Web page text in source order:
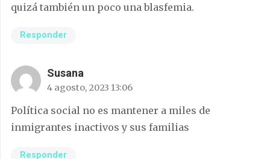
quizá también un poco una blasfemia.
Responder
Susana
4 agosto, 2023 13:06
Política social no es mantener a miles de
inmigrantes inactivos y sus familias
Responder